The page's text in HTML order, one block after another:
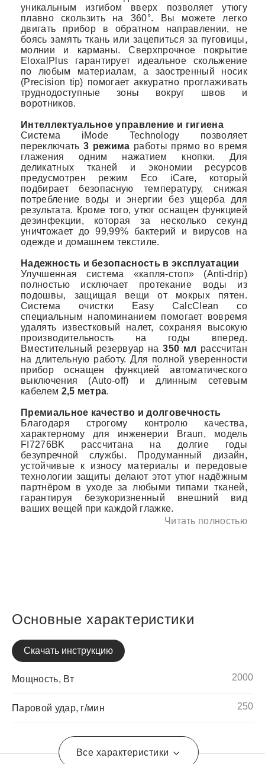
уникальным изгибом вверх позволяет утюгу
плавно скользить на 360°. Вы можете легко
двигать прибор в обратном направлении, не
боясь замять ткань или зацепиться за пуговицы,
молнии и карманы. Сверхпрочное покрытие
EloxalPlus гарантирует идеальное скольжение
по любым материалам, а заостренный носик
(Precision tip) помогает аккуратно проглаживать
труднодоступные зоны вокруг швов и
воротников.
Интеллектуальное управление и гигиена
Система iMode Technology позволяет
переключать 3 режима работы прямо во время
глажения одним нажатием кнопки. Для
деликатных тканей и экономии ресурсов
предусмотрен режим Eco iCare, который
подбирает безопасную температуру, снижая
потребление воды и энергии без ущерба для
результата. Кроме того, утюг оснащен функцией
дезинфекции, которая за несколько секунд
уничтожает до 99,99% бактерий и вирусов на
одежде и домашнем текстиле.
Надежность и безопасность в эксплуатации
Улучшенная система «капля-стоп» (Anti-drip)
полностью исключает протекание воды из
подошвы, защищая вещи от мокрых пятен.
Система очистки Easy CalcClean со
специальным напоминанием помогает вовремя
удалять известковый налет, сохраняя высокую
производительность на годы вперед.
Вместительный резервуар на350 мл рассчитан
на длительную работу. Для полной уверенности
прибор оснащен функцией автоматического
выключения (Auto-off) и длинным сетевым
кабелем 2,5 метра.
Премиальное качество и долговечность
Благодаря строгому контролю качества,
характерному для инженерии Braun, модель
FI7276BK рассчитана на долгие годы
безупречной службы. Продуманный дизайн,
устойчивые к износу материалы и передовые
технологии защиты делают этот утюг надёжным
партнёром в уходе за любыми типами тканей,
гарантируя безукоризненный внешний вид
ваших вещей при каждой глажке.
Читать полностью
Основные характеристики
Скачать инструкцию
Мощность, Вт 2000
Паровой удар, г/мин 250
Все характеристики